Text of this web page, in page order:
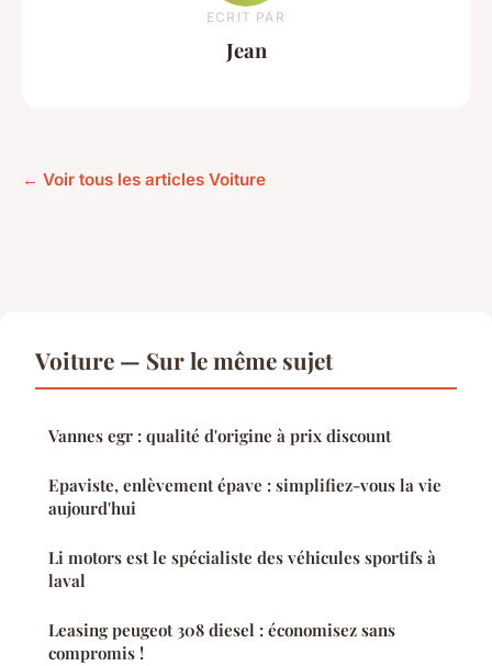
ECRIT PAR
Jean
← Voir tous les articles Voiture
Voiture — Sur le même sujet
Vannes egr : qualité d'origine à prix discount
Epaviste, enlèvement épave : simplifiez-vous la vie
aujourd'hui
Li motors est le spécialiste des véhicules sportifs à
laval
Leasing peugeot 308 diesel : économisez sans
compromis !